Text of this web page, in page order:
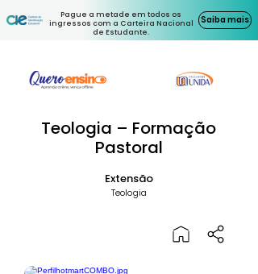
Pague a metade em todos os
ingressos com a Carteira Nacional
de Estudante.
Saiba mais
Teologia – Formação
Pastoral
Extensão
Teologia